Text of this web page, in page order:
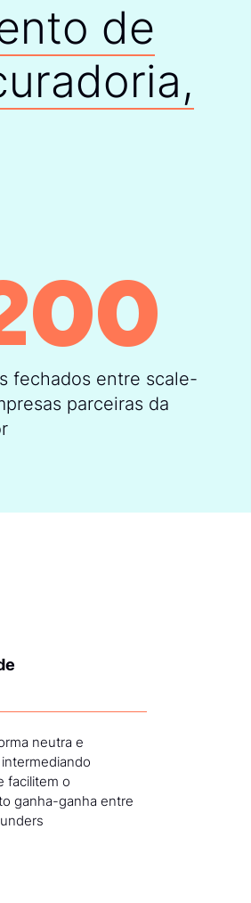
de
fechados entre scale-
parceiras da
neutra e
facilitem o
ganha-ganha entre
e